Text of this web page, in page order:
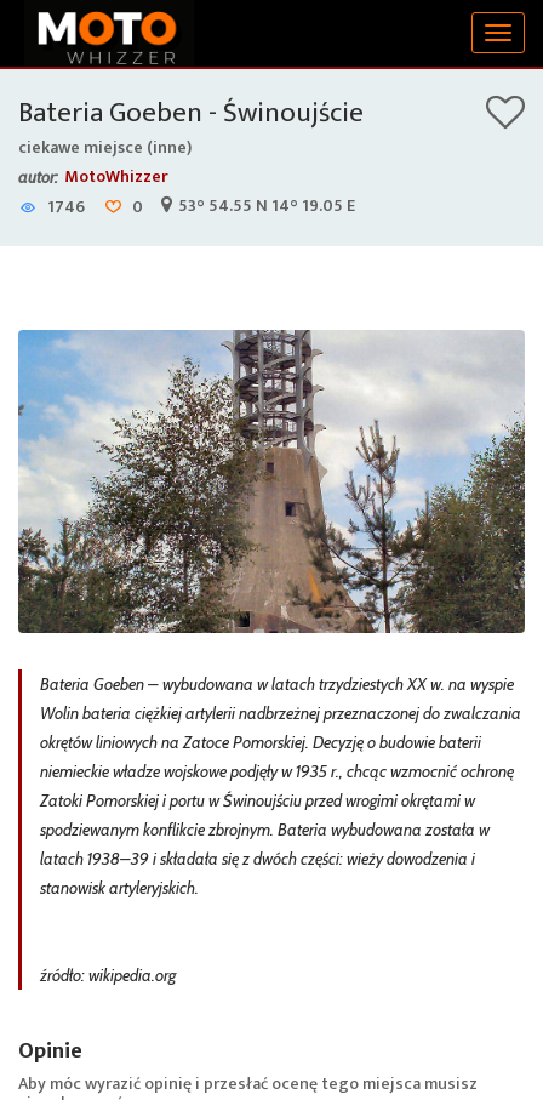
Bateria Goeben - Świnoujście
ciekawe miejsce (inne)
autor: MotoWhizzer
1746
0 53° 54.55 N 14° 19.05 E
Bateria Goeben – wybudowana w latach trzydziestych XX w. na wyspie
Wolin bateria ciężkiej artylerii nadbrzeżnej przeznaczonej do zwalczania
okrętów liniowych na Zatoce Pomorskiej. Decyzję o budowie baterii
niemieckie władze wojskowe podjęły w 1935 r., chcąc wzmocnić ochronę
Zatoki Pomorskiej i portu w Świnoujściu przed wrogimi okrętami w
spodziewanym konflikcie zbrojnym. Bateria wybudowana została w
latach 1938–39 i składała się z dwóch części: wieży dowodzenia i
stanowisk artyleryjskich.
źródło: wikipedia.org
Opinie
Aby móc wyrazić opinię i przesłać ocenę tego miejsca musisz